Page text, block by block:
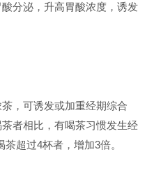
分泌，升高胃酸浓度，诱发
，可诱发或加重经期综合
者相比，有喝茶习惯发生经
超过4杯者，增加3倍。